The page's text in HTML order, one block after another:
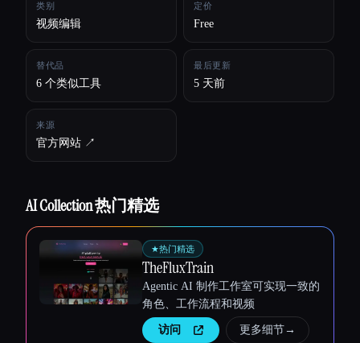
类别
视频编辑
定价
Free
替代品
6 个类似工具
最后更新
5 天前
来源
官方网站 ↗︎
AI Collection 热门精选
★热门精选
TheFluxTrain
Agentic AI 制作工作室可实现一致的
角色、工作流程和视频
访问 更多细节→